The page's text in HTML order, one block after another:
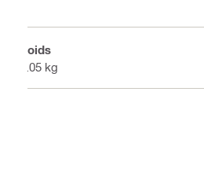
Poids
0.05 kg